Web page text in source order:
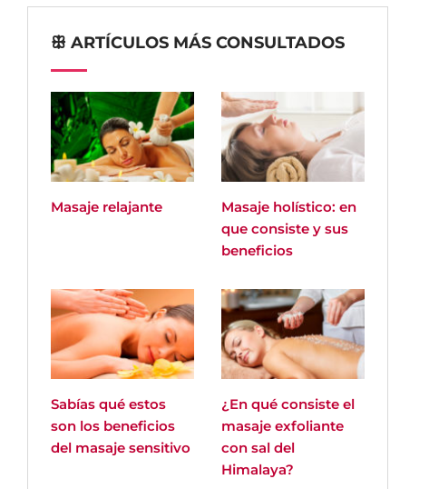
ꕥ ARTÍCULOS MÁS CONSULTADOS
Masaje relajante
Masaje holístico: en
que consiste y sus
beneficios
Sabías qué estos
son los beneficios
del masaje sensitivo
¿En qué consiste el
masaje exfoliante
con sal del
Himalaya?